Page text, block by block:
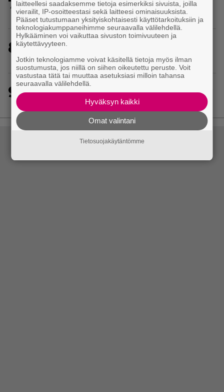
God of War -sarjan pääosaan
8
PS1-ajan klassikkoloikinta Croc 2 palaa
uudistettuna nykykonsoleille ja PC:lle
9
Palworld Online julkaistaan tänä vuonna
laitteellesi saadaksemme tietoja esimerkiksi sivuista, joilla
vierailit, IP-osoitteestasi sekä laitteesi ominaisuuksista.
Pääset tutustumaan yksityiskohtaisesti käyttötarkoituksiin ja
teknologiakumppaneihimme seuraavalla välilehdellä.
Hylkääminen voi vaikuttaa sivuston toimivuuteen ja
käytettävyyteen.
Jotkin teknologiamme voivat käsitellä tietoja myös ilman
suostumusta, jos niillä on siihen oikeutettu peruste. Voit
vastustaa tätä tai muuttaa asetuksiasi milloin tahansa
seuraavalla välilehdellä.
Hyväksyn kaikki
Omat valintani
Tietosuojakäytäntömme